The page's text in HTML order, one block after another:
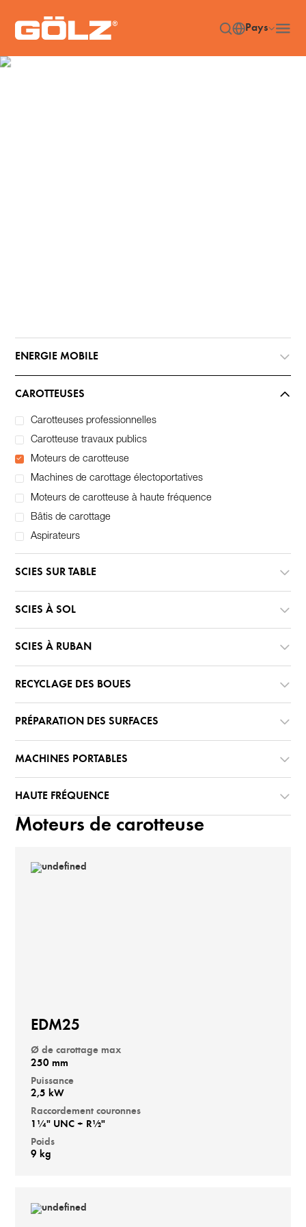
Pays
ENERGIE MOBILE
CAROTTEUSES
Carotteuses professionnelles
Carotteuse travaux publics
Moteurs de carotteuse
Machines de carottage électoportatives
Moteurs de carotteuse à haute fréquence
Bâtis de carottage
Aspirateurs
SCIES SUR TABLE
SCIES À SOL
SCIES À RUBAN
RECYCLAGE DES BOUES
PRÉPARATION DES SURFACES
MACHINES PORTABLES
HAUTE FRÉQUENCE
Moteurs de carotteuse
EDM25
Ø de carottage max
250 mm
Puissance
2,5 kW
Raccordement couronnes
1¼" UNC + R½"
Poids
9 kg